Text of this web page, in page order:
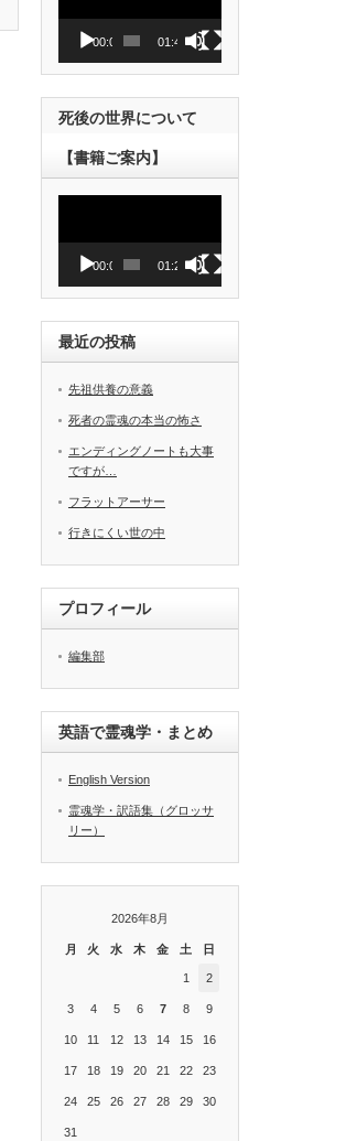
ヤ
ー
00:00 01:43
死後の世界について
【書籍ご案内】
ヤ
ー
00:00 01:27
最近の投稿
先祖供養の意義
死者の霊魂の本当の怖さ
エンディングノートも大事
ですが…
フラットアーサー
行きにくい世の中
プロフィール
編集部
英語で霊魂学・まとめ
English Version
霊魂学・訳語集（グロッサ
リー）
2026年8月
月 火 水 木 金 土 日
1 2
3 4 5 6 7 8 9
10 11 12 13 14 15 16
17 18 19 20 21 22 23
24 25 26 27 28 29 30
31